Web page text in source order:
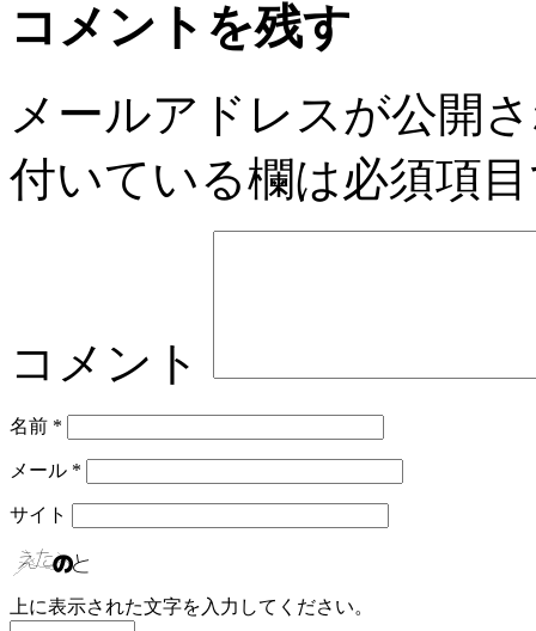
コメントを残す
メールアドレスが公開
付いている欄は必須項
コメント
名前 *
メール *
サイト
上に表示された文字を入力してください。